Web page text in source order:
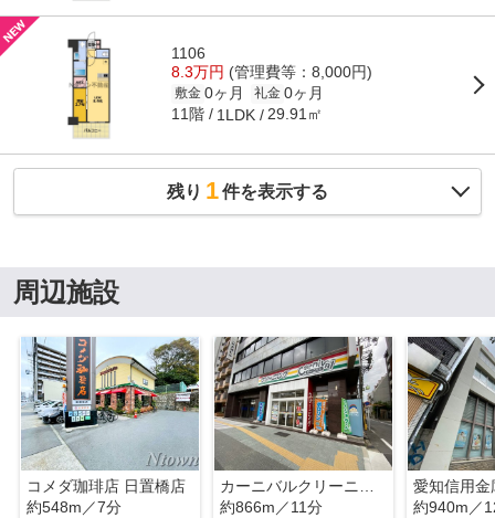
1106
8.3万円 (管理費等：8,000円)
敷金 0ヶ月 礼金 0ヶ月
11階 1LDK 29.91㎡
残り 1件を表示する
周辺施設
コメダ珈琲店 日置橋店
約548m／7分
約866m／11分
約940m／